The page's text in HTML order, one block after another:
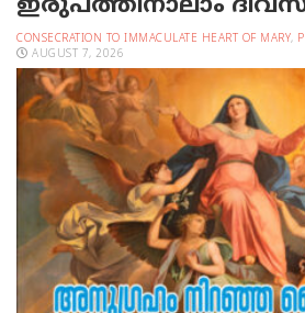
ഇരുപത്തിനാലാം
CONSECRATION TO IMMACULATE HEART OF MARY,
AUGUST 7, 2026